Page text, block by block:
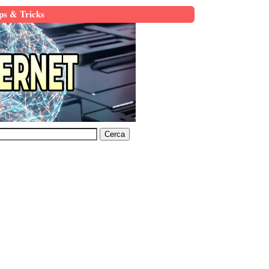
& Tricks